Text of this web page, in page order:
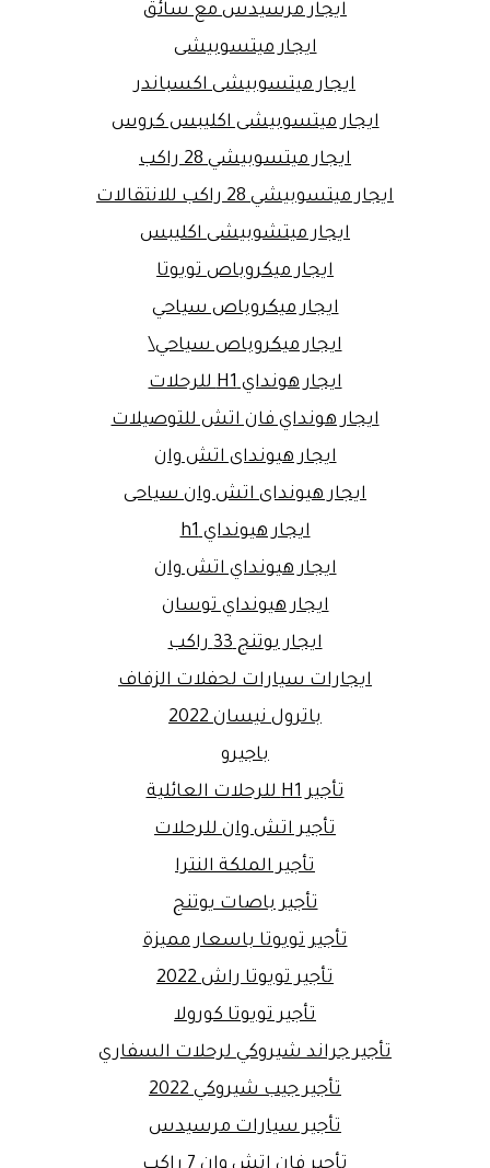
ايجار مرسيدس مع سائق
ايجار ميتسوبيشى
ايجار ميتسوبيشى اكسباندر
ايجار ميتسوبيشى اكليبس كروس
ايجار ميتسوبيشي 28 راكب
ايجار ميتسوبيشي 28 راكب للانتقالات
ايجار ميتشوبيشى اكليبس
ايجار ميكروباص تويوتا
ايجار ميكروباص سياحي
ايجار ميكروباص سياحي\
ايجار هونداي H1 للرحلات
ايجار هونداي فان اتش للتوصيلات
ايجار هيونداى اتش وان
ايجار هيونداى اتش وان سياحى
ايجار هيونداي h1
ايجار هيونداي اتش وان
ايجار هيونداي توسان
ايجار يوتنج 33 راكب
ايجارات سيارات لحفلات الزفاف
باترول نيسان 2022
باجيرو
تأجير H1 للرحلات العائلية
تأجير اتش وان للرحلات
تأجير الملكة النترا
تأجير باصات يوتنج
تأجير تويوتا باسعار مميزة
تأجير تويوتا راش 2022
تأجير تويوتا كورولا
تأجير جراند شيروكي لرحلات السفاري
تأجير جيب شيروكي 2022
تأجير سيارات مرسيدس